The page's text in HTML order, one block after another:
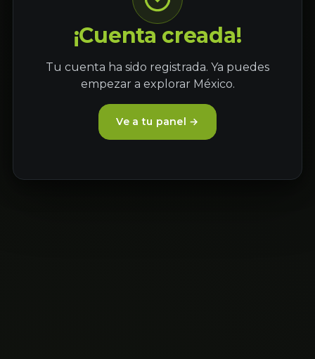
¡Cuenta creada!
Tu cuenta ha sido registrada. Ya puedes
empezar a explorar México.
Ve a tu panel →